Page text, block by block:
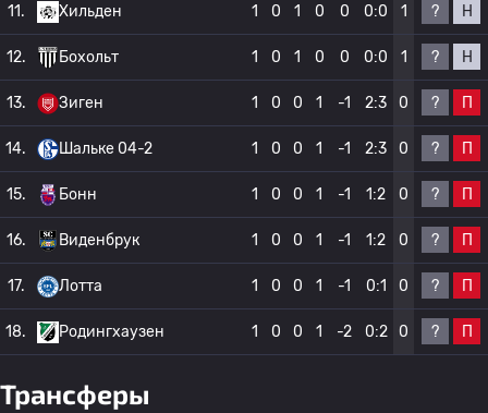
11. Хильден 1 0 1 0 0 0:0 1 ? Н
12. Бохольт 1 0 1 0 0 0:0 1 ? Н
13. Зиген 1 0 0 1 -1 2:3 0 ? П
14. Шальке 04-2 1 0 0 1 -1 2:3 0 ? П
15. Бонн 1 0 0 1 -1 1:2 0 ? П
16. Виденбрук 1 0 0 1 -1 1:2 0 ? П
17. Лотта 1 0 0 1 -1 0:1 0 ? П
18. Родингхаузен 1 0 0 1 -2 0:2 0 ? П
Трансферы